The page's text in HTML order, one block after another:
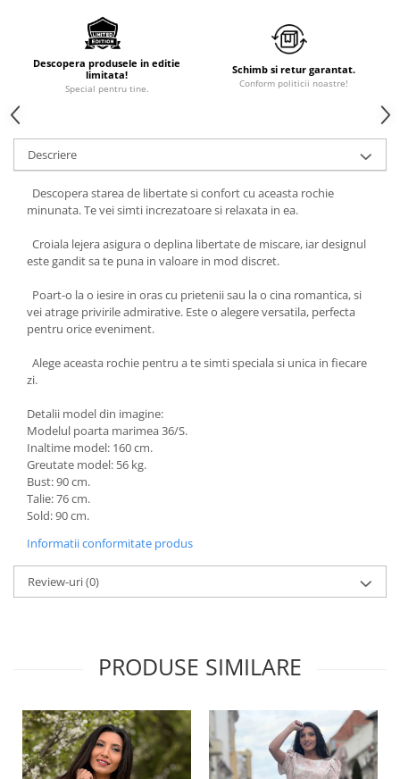
Descopera produsele in editie
limitata!
Special pentru tine.
Schimb si retur garantat.
Conform politicii noastre!
Descriere
Descopera starea de libertate si confort cu aceasta rochie
minunata. Te vei simti increzatoare si relaxata in ea.
Croiala lejera asigura o deplina libertate de miscare, iar designul
este gandit sa te puna in valoare in mod discret.
Poart-o la o iesire in oras cu prietenii sau la o cina romantica, si
vei atrage privirile admirative. Este o alegere versatila, perfecta
pentru orice eveniment.
Alege aceasta rochie pentru a te simti speciala si unica in fiecare
zi.
Detalii model din imagine:
Modelul poarta marimea 36/S.
Inaltime model: 160 cm.
Greutate model: 56 kg.
Bust: 90 cm.
Talie: 76 cm.
Sold: 90 cm.
Informatii conformitate produs
Review-uri(0)
PRODUSE SIMILARE